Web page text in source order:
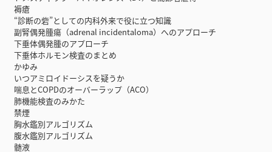
褥瘡
“診断の砦”としての内科外来で役に立つ知識
副腎偶発腫瘍（adrenal incidentaloma）へのアプローチ
下垂体偶発腫のアプローチ
下垂体ホルモン検査のまとめ
かゆみ
いつアミロイドーシスを疑うか
喘息とCOPDのオーバーラップ（ACO）
肺機能検査のみかた
禁煙
胸水鑑別アルゴリズム
腹水鑑別アルゴリズム
髄液